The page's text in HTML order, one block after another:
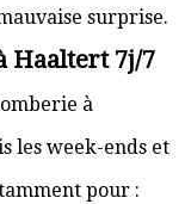
surprise.
Haaltert 7j/7
à
les week-ends et
pour :